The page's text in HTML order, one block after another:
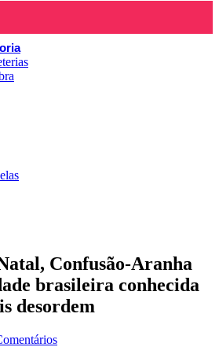
Confusão-Aranha
brasileira conhecida
desordem